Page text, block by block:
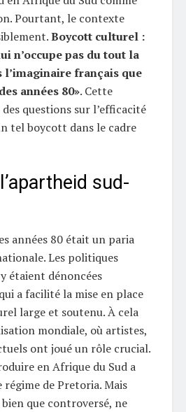
Pourtant, le contexte
Boycott culturel :
n’occupe pas du tout la
l’imaginaire français que
années 80». Cette
questions sur l’efficacité
tel boycott dans le cadre
sud-
années 80 était un paria
Les politiques
étaient dénoncées
a facilité la mise en place
large et soutenu. À cela
mondiale, où artistes,
ont joué un rôle crucial.
en Afrique du Sud a
de Pretoria. Mais
que controversé, ne